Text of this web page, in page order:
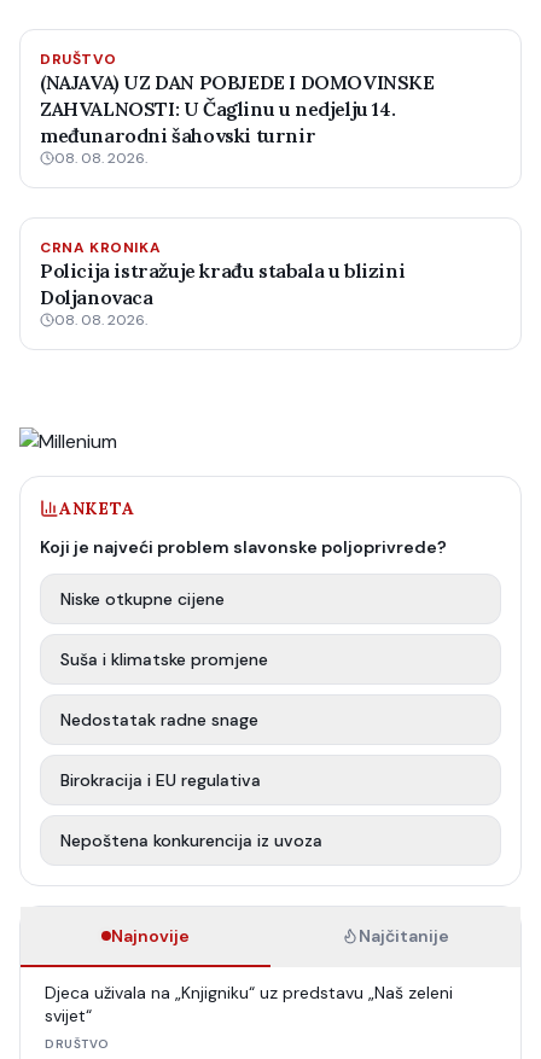
DRUŠTVO
(NAJAVA) UZ DAN POBJEDE I DOMOVINSKE
ZAHVALNOSTI: U Čaglinu u nedjelju 14.
međunarodni šahovski turnir
08. 08. 2026.
CRNA KRONIKA
Policija istražuje krađu stabala u blizini
Doljanovaca
08. 08. 2026.
ANKETA
Koji je najveći problem slavonske poljoprivrede?
Niske otkupne cijene
Suša i klimatske promjene
Nedostatak radne snage
Birokracija i EU regulativa
Nepoštena konkurencija iz uvoza
Najnovije Najčitanije
Djeca uživala na „Knjigniku“ uz predstavu „Naš zeleni
svijet“
DRUŠTVO